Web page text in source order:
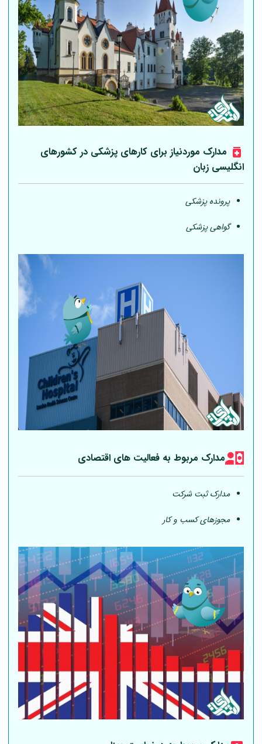
مدارک موردنیاز برای کارهای پزشکی در کشورهای
انگلیسی زبان
پرونده پزشکی
گواهی پزشکی
مدارک مربوط به فعالیت های اقتصادی
مدارک ثبت شرکت
مجوزهای کسب و کار